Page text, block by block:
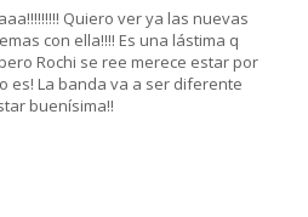
Quiero ver ya las nuevas
con ella!!!! Es una lástima q
Rochi se ree merece estar por
es! La banda va a ser diferente
buenísima!!